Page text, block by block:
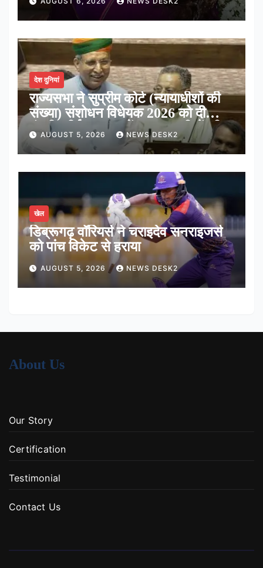
देश दुनियां
राज्यसभा ने सुप्रीम कोर्ट (न्यायाधीशों की
संख्या) संशोधन विधेयक 2026 को दी
मंजूरी, शीर्ष अदालत में अब न्यायधीशों की
संख्या होगी 38
AUGUST 5, 2026 NEWS DESK2
खेल
डिब्रूगढ़ वॉरियर्स ने चराइदेव सनराइजर्स
को पांच विकेट से हराया
AUGUST 5, 2026 NEWS DESK2
About Us
Our Story
Certification
Testimonial
Contact Us